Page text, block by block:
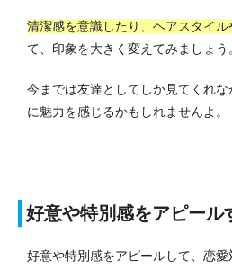
清潔感を意識したり、ヘアスタイル
て、印象を大きく変えてみましょう
今までは友達としてしか見てくれ
に魅力を感じるかもしれませんよ。
好意や特別感をアピール
好意や特別感をアピールして、恋